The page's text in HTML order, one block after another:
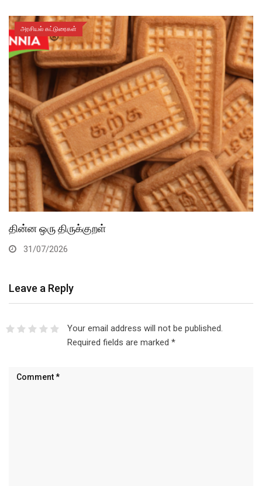
அரசியல் கட்டுரைகள்
தின்ன ஒரு திருக்குறள்
31/07/2026
Leave a Reply
Your email address will not be published.
Required fields are marked *